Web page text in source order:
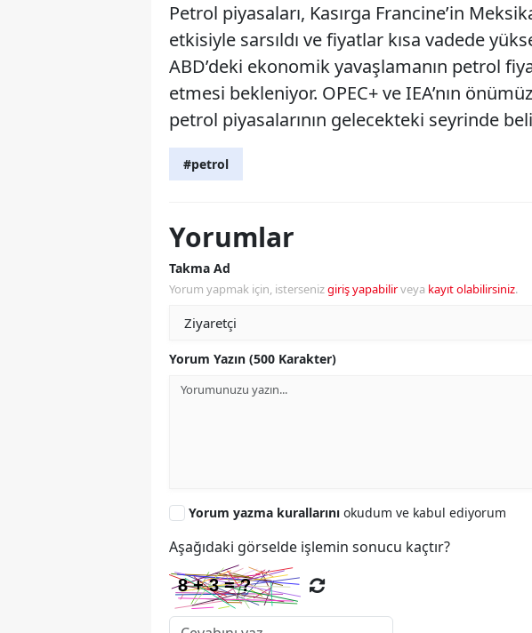
Petrol piyasaları, Kasırga Francine’in
etkisiyle sarsıldı ve fiyatlar kısa vadede
ABD’deki ekonomik yavaşlamanın petrol
etmesi bekleniyor. OPEC+ ve IEA’nın
petrol piyasalarının gelecekteki seyrinde
#petrol
Yorumlar
Takma Ad
Yorum yapmak için, istersenizgiriş yapabilirveya kayıt olabilirsiniz.
Yorum Yazın (500 Karakter)
Yorum yazma kurallarını okudum ve kabul ediyorum
Aşağıdaki görselde işlemin sonucu kaçtır?